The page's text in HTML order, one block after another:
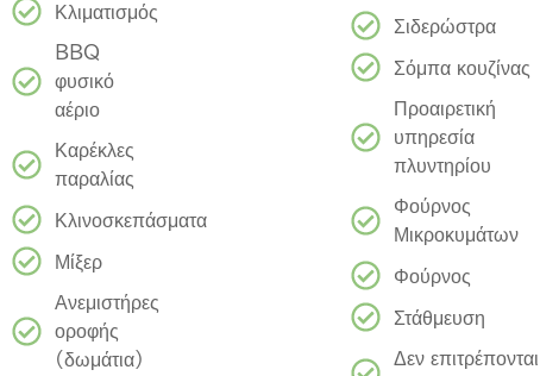
Κλιματισμός
BBQ
φυσικό
αέριο
Καρέκλες
παραλίας
Κλινοσκεπάσματα
Μίξερ
Ανεμιστήρες
οροφής
(δωμάτια)
Σιδερώστρα
Σόμπα κουζίνας
Προαιρετική
υπηρεσία
πλυντηρίου
Φούρνος
Μικροκυμάτων
Φούρνος
Στάθμευση
Δεν επιτρέπονται